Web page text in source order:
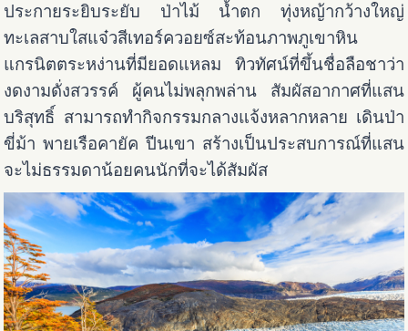
ประกายระยิบระยับ ป่าไม้ น้ำตก ทุ่งหญ้ากว้างใหญ่
ทะเลสาบใสแจ๋วสีเทอร์ควอยซ์สะท้อนภาพภูเขาหิน
แกรนิตตระหง่านที่มียอดแหลม ทิวทัศน์ที่ขึ้นชื่อลือชาว่า
งดงามดั่งสวรรค์ ผู้คนไม่พลุกพล่าน สัมผัสอากาศที่แสน
บริสุทธิ์ สามารถทำกิจกรรมกลางแจ้งหลากหลาย เดินป่า
ขี่ม้า พายเรือคายัค ปีนเขา สร้างเป็นประสบการณ์ที่แสน
จะไม่ธรรมดาน้อยคนนักที่จะได้สัมผัส